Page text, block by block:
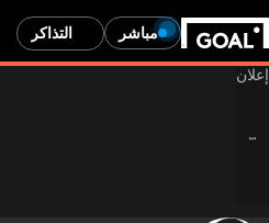
مباشر التذاكر